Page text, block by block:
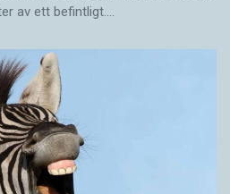
av ett befintligt.…